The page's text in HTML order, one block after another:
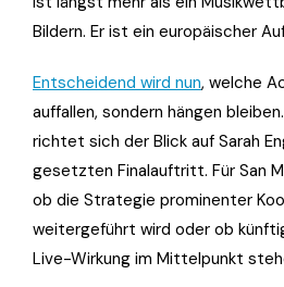
Bildern. Er ist ein europäischer
Entscheidend wird nun, welche
auffallen, sondern hängen
richtet sich der Blick auf Sarah
gesetzten Finalauftritt. Für San
ob die Strategie prominenter
weitergeführt wird oder ob
Live-Wirkung im Mittelpunkt